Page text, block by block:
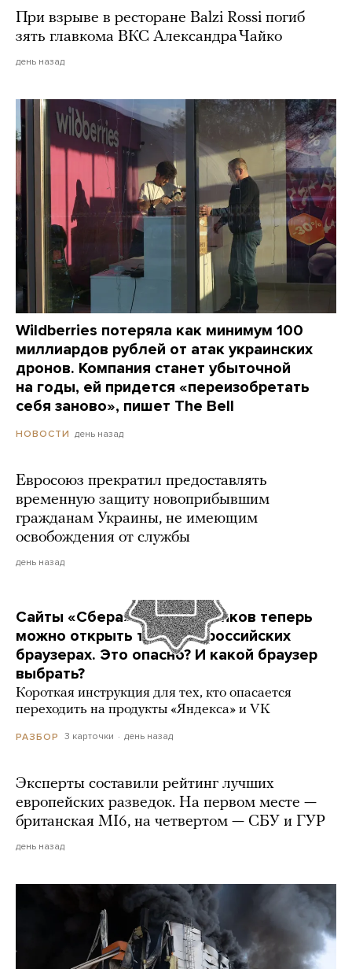
При взрыве в ресторане Balzi Rossi погиб
зять главкома ВКС Александра Чайко
день назад
Wildberries потеряла как минимум 100
миллиардов рублей от атак украинских
дронов. Компания станет убыточной
на годы, ей придется «переизобретать
себя заново», пишет The Bell
НОВОСТИ день назад
Евросоюз прекратил предоставлять
временную защиту новоприбывшим
гражданам Украины, не имеющим
освобождения от службы
день назад
Сайты «Сбера» и других банков теперь
можно открыть только в российских
браузерах. Это опасно? И какой браузер
выбрать?
Короткая инструкция для тех, кто опасается
переходить на продукты «Яндекса» и VK
РАЗБОР 3 карточки день назад
Эксперты составили рейтинг лучших
европейских разведок. На первом месте —
британская MI6, на четвертом — СБУ и ГУР
день назад